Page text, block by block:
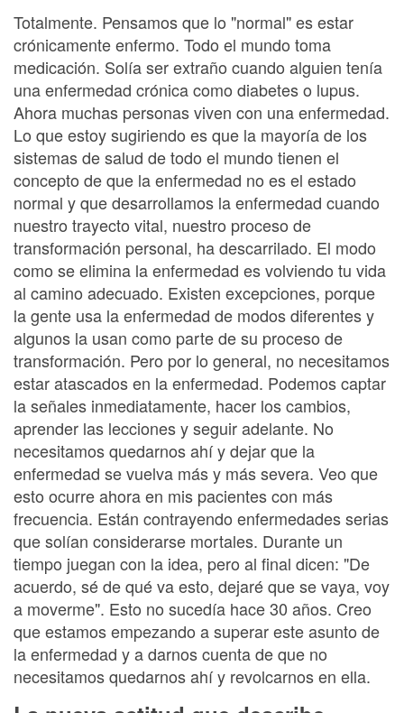
Totalmente. Pensamos que lo "normal" es estar
crónicamente enfermo. Todo el mundo toma
medicación. Solía ser extraño cuando alguien tenía
una enfermedad crónica como diabetes o lupus.
Ahora muchas personas viven con una enfermedad.
Lo que estoy sugiriendo es que la mayoría de los
sistemas de salud de todo el mundo tienen el
concepto de que la enfermedad no es el estado
normal y que desarrollamos la enfermedad cuando
nuestro trayecto vital, nuestro proceso de
transformación personal, ha descarrilado. El modo
como se elimina la enfermedad es volviendo tu vida
al camino adecuado. Existen excepciones, porque
la gente usa la enfermedad de modos diferentes y
algunos la usan como parte de su proceso de
transformación. Pero por lo general, no necesitamos
estar atascados en la enfermedad. Podemos captar
la señales inmediatamente, hacer los cambios,
aprender las lecciones y seguir adelante. No
necesitamos quedarnos ahí y dejar que la
enfermedad se vuelva más y más severa. Veo que
esto ocurre ahora en mis pacientes con más
frecuencia. Están contrayendo enfermedades serias
que solían considerarse mortales. Durante un
tiempo juegan con la idea, pero al final dicen: "De
acuerdo, sé de qué va esto, dejaré que se vaya, voy
a moverme". Esto no sucedía hace 30 años. Creo
que estamos empezando a superar este asunto de
la enfermedad y a darnos cuenta de que no
necesitamos quedarnos ahí y revolcarnos en ella.